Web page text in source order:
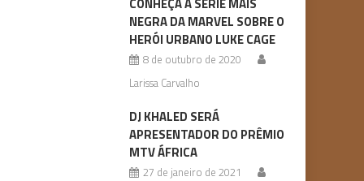
NEGRA DA MARVEL SOBRE O
HERÓI URBANO LUKE CAGE
8 de outubro de 2020
Larissa Carvalho
DJ KHALED SERÁ
APRESENTADOR DO PRÊMIO
MTV ÁFRICA
27 de janeiro de 2021